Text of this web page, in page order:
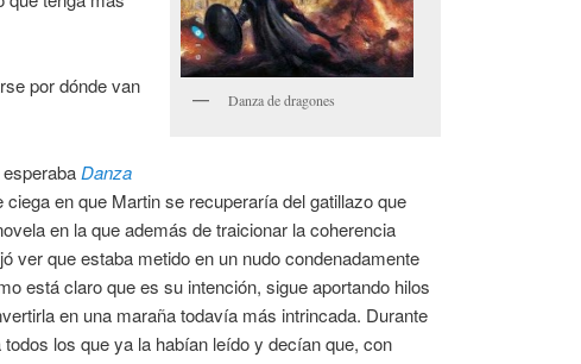
Danza de dragones
por dónde van
Danza
ciega en que Martin se recuperaría del gatillazo que
en la que además de traicionar la coherencia
ver que estaba metido en un nudo condenadamente
está claro que es su intención, sigue aportando hilos
en una maraña todavía más intrincada. Durante
los que ya la habían leído y decían que, con